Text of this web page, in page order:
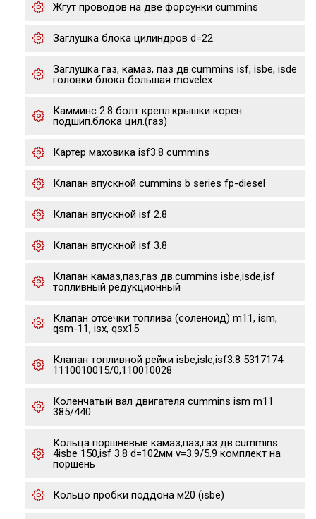
Жгут проводов на две форсунки cummins
Заглушка блока цилиндров d=22
Заглушка газ, камаз, паз дв.cummins isf, isbe, isde
головки блока большая movelex
Камминс 2.8 болт крепл.крышки корен.
подшип.блока цил.(газ)
Картер маховика isf3.8 cummins
Клапан впускной cummins b series fp-diesel
Клапан впускной isf 2.8
Клапан впускной isf 3.8
Клапан камаз,паз,газ дв.cummins isbe,isde,isf
топливный редукционный
Клапан отсечки топлива (соленоид) m11, ism,
qsm-11, isx, qsx15
Клапан топливной рейки isbe,isle,isf3.8 5317174
1110010015/0,110010028
Коленчатый вал двигателя cummins ism m11
385/440
Кольца поршневые камаз,паз,газ дв.cummins
4isbe 150,isf 3.8 d=102мм v=3.9/5.9 комплект на
поршень
Кольцо пробки поддона м20 (isbe)